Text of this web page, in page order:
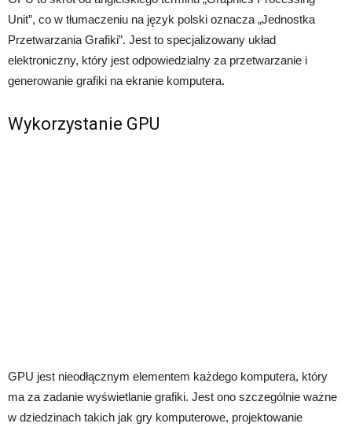
Unit”, co w tłumaczeniu na język polski oznacza „Jednostka
Przetwarzania Grafiki”. Jest to specjalizowany układ
elektroniczny, który jest odpowiedzialny za przetwarzanie i
generowanie grafiki na ekranie komputera.
Wykorzystanie GPU
GPU jest nieodłącznym elementem każdego komputera, który
ma za zadanie wyświetlanie grafiki. Jest ono szczególnie ważne
w dziedzinach takich jak gry komputerowe, projektowanie